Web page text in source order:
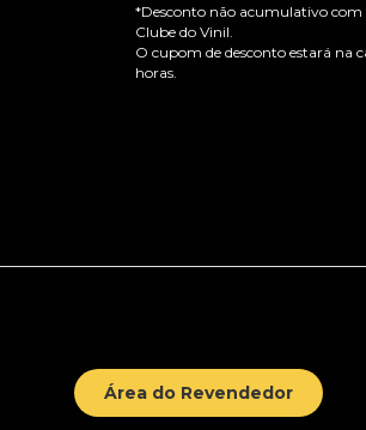
*Desconto não acumulativo com
Clube do Vinil.
O cupom de desconto estará na
horas.
Área do Revendedor